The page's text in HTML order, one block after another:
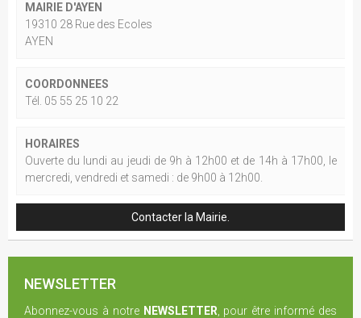
MAIRIE D'AYEN
19310 28 Rue des Ecoles
AYEN
COORDONNEES
Tél. 05 55 25 10 22
HORAIRES
Ouverte du lundi au jeudi de 9h à 12h00 et de 14h à 17h00, le
mercredi, vendredi et samedi : de 9h00 à 12h00.
Contacter la Mairie.
NEWSLETTER
Abonnez-vous à notre NEWSLETTER , pour être informé des